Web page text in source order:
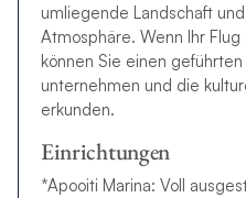
umliegende Landschaft
Atmosphäre. Wenn Ihr
können Sie einen
unternehmen und die
erkunden.
Einrichtungen
*Apooiti Marina: Voll